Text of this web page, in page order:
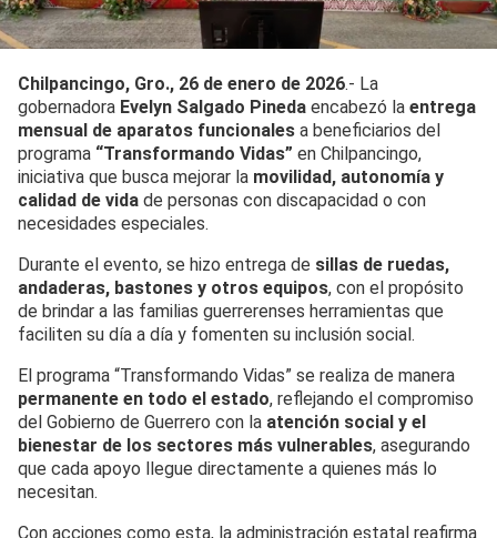
Chilpancingo, Gro., 26 de enero de 2026.- La
gobernadora Evelyn Salgado Pineda encabezó la entrega
mensual de aparatos funcionales a beneficiarios del
programa “Transformando Vidas” en Chilpancingo,
iniciativa que busca mejorar la movilidad, autonomía y
calidad de vida de personas con discapacidad o con
necesidades especiales.
Durante el evento, se hizo entrega de sillas de ruedas,
andaderas, bastones y otros equipos, con el propósito
de brindar a las familias guerrerenses herramientas que
faciliten su día a día y fomenten su inclusión social.
El programa “Transformando Vidas” se realiza de manera
permanente en todo el estado, reflejando el compromiso
del Gobierno de Guerrero con la atención social y el
bienestar de los sectores más vulnerables, asegurando
que cada apoyo llegue directamente a quienes más lo
necesitan.
Con acciones como esta, la administración estatal reafirma